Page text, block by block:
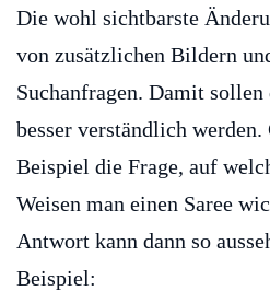
Die wohl sichtbarste
von zusätzlichen Bildern
Suchanfragen. Damit
besser verständlich werden.
Beispiel die Frage, auf
Weisen man einen Saree
Antwort kann dann so
Beispiel: